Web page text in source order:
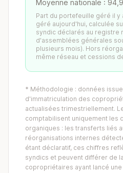
Moyenne nationale :
Part du portefeuille géré il y
géré aujourd'hui, calculée
syndic déclarés au registre
d'assemblées générales
plusieurs mois). Hors
même réseau et cessions
* Méthodologie : données
d'immatriculation des
actualisées trimestriellement.
comptabilisent uniquement les
organiques : les transferts liés
réorganisations internes
étant déclaratif, ces chiffres
syndics et peuvent différer de
copropriétaires ayant lancé